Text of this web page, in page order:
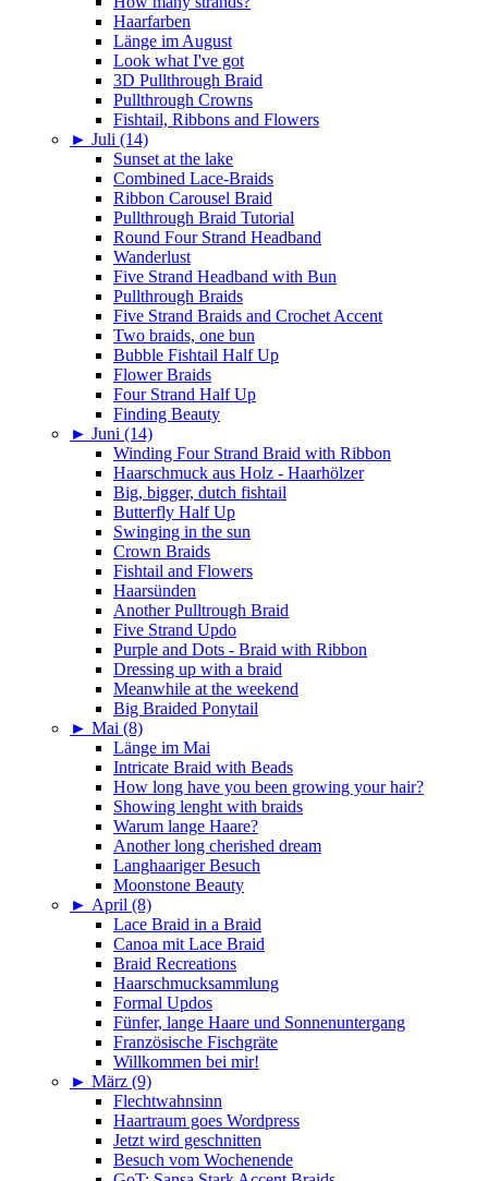
Haarfarben
Länge im August
Look what I've got
3D Pullthrough Braid
Pullthrough Crowns
Fishtail, Ribbons and Flowers
► Juli (14)
Sunset at the lake
Combined Lace-Braids
Ribbon Carousel Braid
Pullthrough Braid Tutorial
Round Four Strand Headband
Wanderlust
Five Strand Headband with Bun
Pullthrough Braids
Five Strand Braids and Crochet Accent
Two braids, one bun
Bubble Fishtail Half Up
Flower Braids
Four Strand Half Up
Finding Beauty
► Juni (14)
Winding Four Strand Braid with Ribbon
Haarschmuck aus Holz - Haarhölzer
Big, bigger, dutch fishtail
Butterfly Half Up
Swinging in the sun
Crown Braids
Fishtail and Flowers
Haarsünden
Another Pulltrough Braid
Five Strand Updo
Purple and Dots - Braid with Ribbon
Dressing up with a braid
Meanwhile at the weekend
Big Braided Ponytail
► Mai (8)
Länge im Mai
Intricate Braid with Beads
How long have you been growing your hair?
Showing lenght with braids
Warum lange Haare?
Another long cherished dream
Langhaariger Besuch
Moonstone Beauty
► April (8)
Lace Braid in a Braid
Canoa mit Lace Braid
Braid Recreations
Haarschmucksammlung
Formal Updos
Fünfer, lange Haare und Sonnenuntergang
Französische Fischgräte
Willkommen bei mir!
► März (9)
Flechtwahnsinn
Haartraum goes Wordpress
Jetzt wird geschnitten
Besuch vom Wochenende